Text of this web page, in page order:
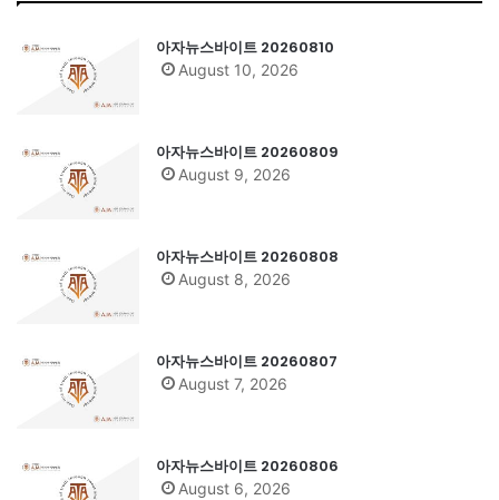
아자뉴스바이트 20260810
August 10, 2026
아자뉴스바이트 20260809
August 9, 2026
아자뉴스바이트 20260808
August 8, 2026
아자뉴스바이트 20260807
August 7, 2026
아자뉴스바이트 20260806
August 6, 2026